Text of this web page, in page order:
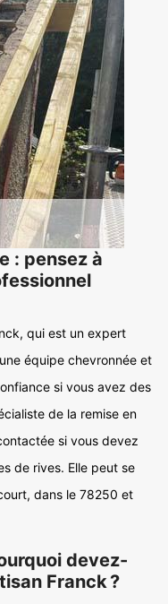
: pensez à
qui est un expert
équipe chevronnée et
si vous avez des
de la remise en
si vous devez
de rives. Elle peut se
dans le 78250 et
devez-
Franck ?